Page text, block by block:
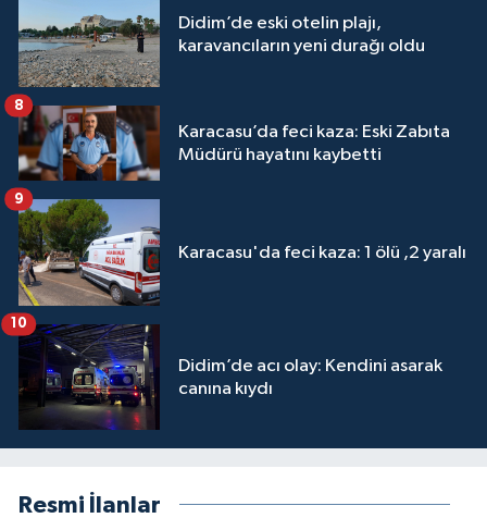
Didim’de eski otelin plajı,
karavancıların yeni durağı oldu
Karacasu’da feci kaza: Eski Zabıta
Müdürü hayatını kaybetti
8
Karacasu'da feci kaza: 1 ölü ,2 yaralı
9
Didim’de acı olay: Kendini asarak
canına kıydı
10
Resmi İlanlar